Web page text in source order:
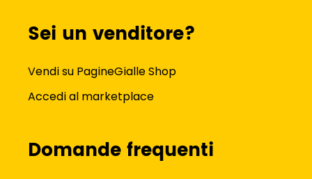
Sei un venditore?
Vendi su PagineGialle Shop
Accedi al marketplace
Domande frequenti